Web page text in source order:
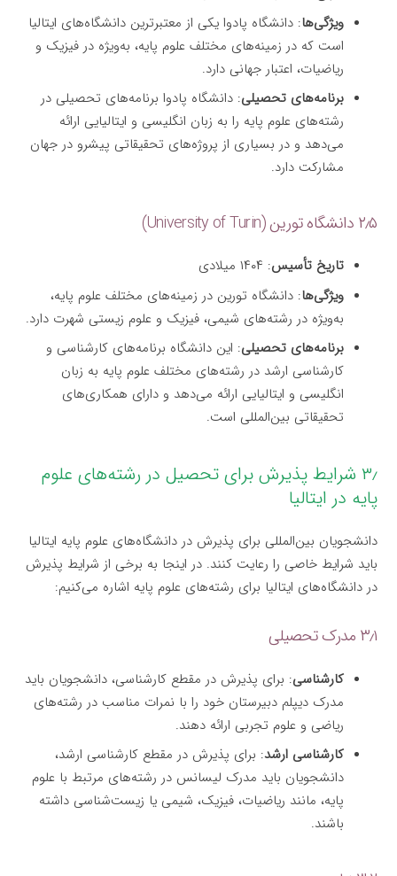
ویژگی‌ها: دانشگاه پادوا یکی از معتبرترین دانشگاه‌های ایتالیا
است که در زمینه‌های مختلف علوم پایه، به‌ویژه در فیزیک و
ریاضیات، اعتبار جهانی دارد.
برنامه‌های تحصیلی: دانشگاه پادوا برنامه‌های تحصیلی در
رشته‌های علوم پایه را به زبان انگلیسی و ایتالیایی ارائه
می‌دهد و در بسیاری از پروژه‌های تحقیقاتی پیشرو در جهان
مشارکت دارد.
۲٫۵ دانشگاه تورین (University of Turin)
تاریخ تأسیس: ۱۴۰۴ میلادی
ویژگی‌ها: دانشگاه تورین در زمینه‌های مختلف علوم پایه،
به‌ویژه در رشته‌های شیمی، فیزیک و علوم زیستی شهرت دارد.
برنامه‌های تحصیلی: این دانشگاه برنامه‌های کارشناسی و
کارشناسی ارشد در رشته‌های مختلف علوم پایه به زبان
انگلیسی و ایتالیایی ارائه می‌دهد و دارای همکاری‌های
تحقیقاتی بین‌المللی است.
۳٫ شرایط پذیرش برای تحصیل در رشته‌های علوم
پایه در ایتالیا
دانشجویان بین‌المللی برای پذیرش در دانشگاه‌های علوم پایه ایتالیا
باید شرایط خاصی را رعایت کنند. در اینجا به برخی از شرایط پذیرش
در دانشگاه‌های ایتالیا برای رشته‌های علوم پایه اشاره می‌کنیم:
۳٫۱ مدرک تحصیلی
کارشناسی: برای پذیرش در مقطع کارشناسی، دانشجویان باید
مدرک دیپلم دبیرستان خود را با نمرات مناسب در رشته‌های
ریاضی و علوم تجربی ارائه دهند.
کارشناسی ارشد: برای پذیرش در مقطع کارشناسی ارشد،
دانشجویان باید مدرک لیسانس در رشته‌های مرتبط با علوم
پایه، مانند ریاضیات، فیزیک، شیمی یا زیست‌شناسی داشته
باشند.